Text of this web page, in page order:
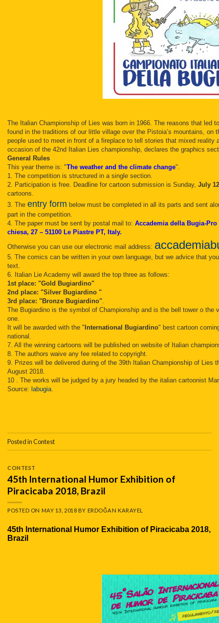
The Italian Championship of Lies was born in 1966. The reasons that led
found in the traditions of our little village over the Pistoia’s mountains, on
people used to meet in front of a fireplace to tell stories that mixed reality
occasion of the 42nd Italian Lies championship, declares the graphics
General Rules
This year theme is: "The weather and the climate change".
1. The competition is structured in a single section.
2. Participation is free. Deadline for cartoon submission is Sunday, July
cartoons.
3. The entry form below must be completed in all its parts and sent
part in the competition.
4. The paper must be sent by postal mail to: Accademia della Bugia-
chiesa, 27 – 51100 Le Piastre PT, Italy.
Otherwise you can use our electronic mail address:
5. The comics can be written in your own language, but we advice that
text.
6. Italian Lie Academy will award the top three as follows:
1st place: "Gold Bugiardino"
2nd place: "Silver Bugiardino "
3rd place: "Bronze Bugiardino".
The Bugiardino is the symbol of Championship and is the bell tower o the
one.
It will be awarded with the " International Bugiardino" best cartoon
national.
7. All the winning cartoons will be published on website of Italian
8. The authors waive any fee related to copyright.
9. Prizes will be delivered during of the 39th Italian Championship of Lies
August 2018.
10 . The works will be judged by a jury headed by the italian cartoonist
Source: labugia.
Posted inContest
CONTEST
45th lnternational Humor Exhibition of
Piracicaba 2018, Brazil
POSTED ON MAY 13, 2018 BY ERDOĞAN KARAYEL
45th lnternational Humor Exhibition of Piracicaba 2018,
Brazil